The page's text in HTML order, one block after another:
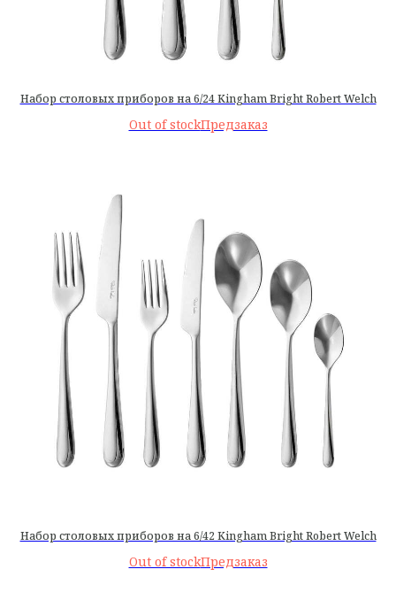
Набор столовых приборов на 6/24 Kingham Bright Robert Welch
Out of stock
Набор столовых приборов на 6/42 Kingham Bright Robert Welch
Out of stock